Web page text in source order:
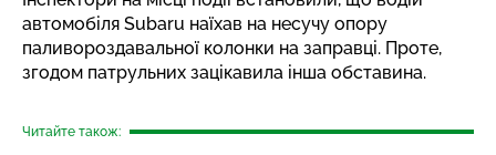
автомобіля Subaru наїхав на несучу опору
паливороздавальної колонки на заправці. Проте,
згодом патрульних зацікавила інша обставина.
Читайте також: